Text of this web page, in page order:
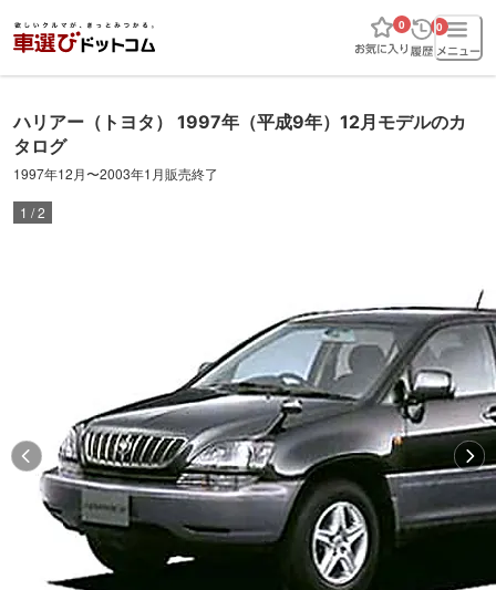
0 0
ハリアー （トヨタ） 1997年（平成9年）12月 モデルのカ
タログ
1997年12月〜2003年1月販売終了
1 /2